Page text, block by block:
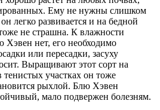
Ему не нужны слишком
легко развивается и на бедной
не страшна. К влажности
Хэвен нет, его необходимо
или пересадки, засуху
Выращивают этот сорт на
участках он тоже
рыхлой. Блю Хэвен
мало подвержен болезням.